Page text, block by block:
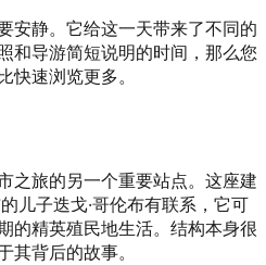
安静。它给这一天带来了不同的
和导游简短说明的时间，那么您
快速浏览更多。
之旅的另一个重要站点。这座建
儿子迭戈·哥伦布有联系，它可
的精英殖民地生活。结构本身很
其背后的故事。